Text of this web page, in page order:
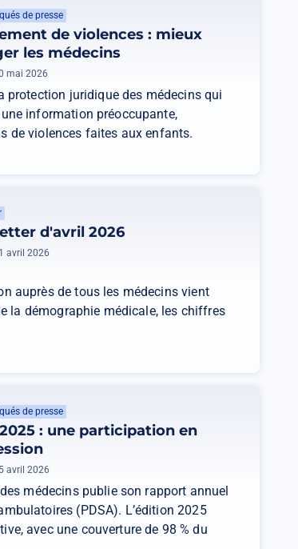
de presse
de violences : mieux
les médecins
mai 2026
protection juridique des médecins qui
information préoccupante,
de violences faites aux enfants.
d'avril 2026
avril 2026
auprès de tous les médecins vient
la démographie médicale, les chiffres
de presse
: une participation en
avril 2026
médecins publie son rapport annuel
(PDSA). L’édition 2025
avec une couverture de 98 % du